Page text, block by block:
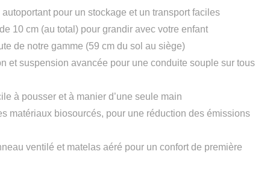
pour un stockage et un transport faciles
10 cm (au total) pour grandir avec votre enfant
de notre gamme (59 cm du sol au siège)
et suspension avancée pour une conduite souple sur tous
à pousser et à manier d’une seule main
matériaux biosourcés, pour une réduction des émissions
ventilé et matelas aéré pour un confort de première